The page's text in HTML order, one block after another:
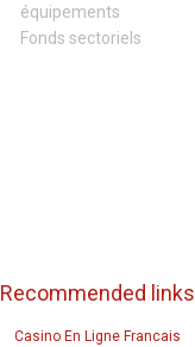
équipements
Fonds sectoriels
Recommended links
Casino En Ligne Francais